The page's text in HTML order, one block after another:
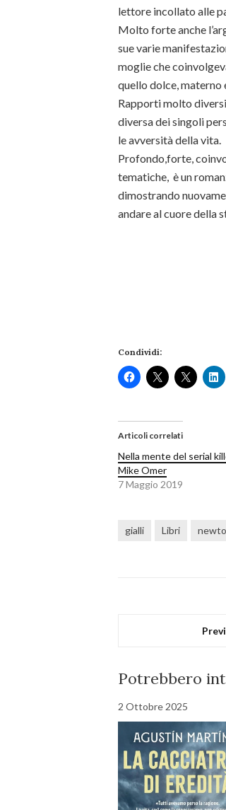
lettore incollato alle
Molto forte anche
sue varie
moglie che
quello dolce, materno
Rapporti molto
diversa dei singoli
le avversità della vita.
Profondo,forte,
tematiche, è un
dimostrando
andare al cuore della
Condividi:
Articoli correlati
Nella mente del serial
Mike Omer
7 Maggio 2019
gialli Libri
Potrebbero
2 Ottobre 2025